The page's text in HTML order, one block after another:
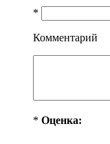
*
Комментарий
* Оценка: